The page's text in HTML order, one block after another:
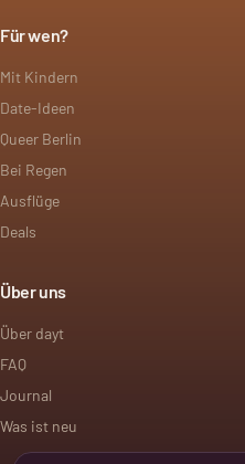
Für wen?
Mit Kindern
Date-Ideen
Queer Berlin
Bei Regen
Ausflüge
Deals
Über uns
Über dayt
FAQ
Journal
Was ist neu